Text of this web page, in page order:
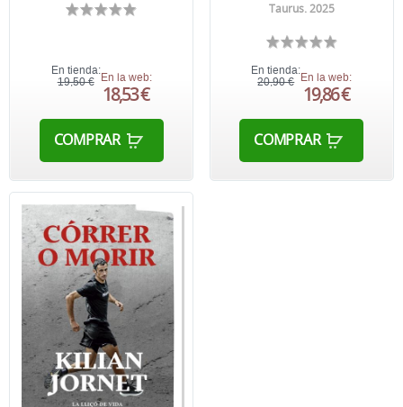
En tienda:
19,50 € En la web:
18,53 €
COMPRAR
Taurus. 2025
En tienda:
20,90 €
En la web:
19,86 €
COMPRAR